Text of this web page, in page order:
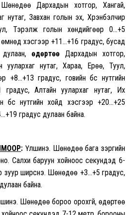
Шөнөдөө Дархадын хотгор, Хангай,
нутаг, Завхан голын эх, Хүрэнбэлчир
Тэрэлж голын хөндийгөөр 0…+5
өмнөд хэсгээр +11…+16 градус, бусад
өдөртөө Дархадын хотгор,
уулархаг нутаг, Хараа, Ерөө, Туул,
+8…+13 градус, говийн бүс нутгийн
Алтайн уулархаг нутаг, Их
бүс нутгийн хойд хэсгээр +20…+25
градус дулаан байна.
:Үүлшинэ. Шөнөдөө бага зэргийн
Салхи баруун хойноос секундэд 6-
ширүүснэ. Шөнөдөө +3…+5 градус,
байна.
Шөнөдөө бороо орохгүй, өдөртөө